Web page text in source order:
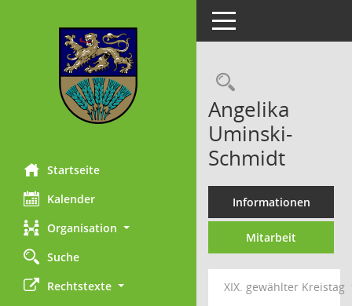
Startseite
Kalender
Organisation
Suche
Rechtstexte
Toggle navigation
Angelika
Uminski-
Schmidt
Informationen
Mitarbeit
XIX. gewählter Kreistag